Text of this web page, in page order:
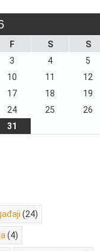
F S
S
3 4
5
10 11
12
17 18
19
24 25
26
31
(24)
(4)